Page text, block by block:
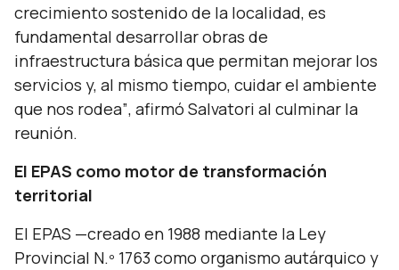
crecimiento sostenido de la localidad, es
fundamental desarrollar obras de
infraestructura básica que permitan mejorar los
servicios y, al mismo tiempo, cuidar el ambiente
que nos rodea”, afirmó Salvatori al culminar la
reunión.
El EPAS como motor de transformación
territorial
El EPAS —creado en 1988 mediante la Ley
Provincial N.º 1763 como organismo autárquico y